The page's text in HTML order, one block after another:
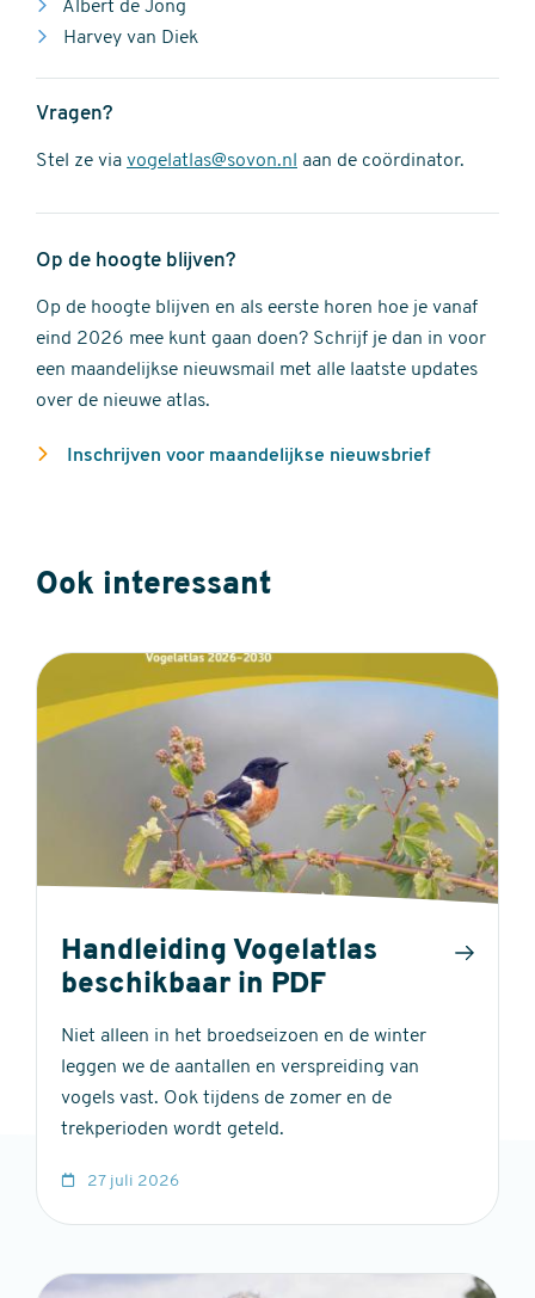
Albert de Jong
Harvey van Diek
Vragen?
Stel ze via vogelatlas@sovon.nl aan de coördinator.
Op de hoogte blijven?
Op de hoogte blijven en als eerste horen hoe je vanaf
eind 2026 mee kunt gaan doen? Schrijf je dan in voor
een maandelijkse nieuwsmail met alle laatste updates
over de nieuwe atlas.
Inschrijven voor maandelijkse nieuwsbrief
Ook interessant
Handleiding Vogelatlas
beschikbaar in PDF
Niet alleen in het broedseizoen en de winter
leggen we de aantallen en verspreiding van
vogels vast. Ook tijdens de zomer en de
trekperioden wordt geteld.
27 juli 2026